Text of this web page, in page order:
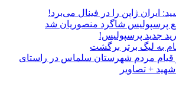
ایران ژاپن را در فینال می‌برد!
پرسپولیس شاگرد منصوریان شد
جدید پرسپولیس!
به لیگ برتر برگشت
قیام مردم شهرستان سلماس در راستای
+ تصاویر